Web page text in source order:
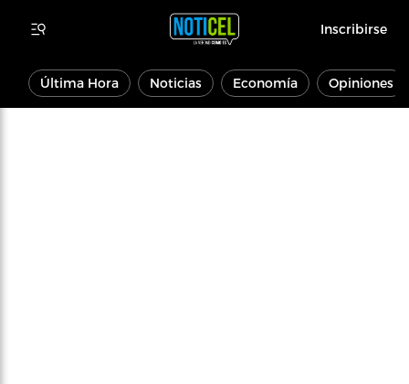
Inscribirse
Última Hora Noticias Economía Opiniones